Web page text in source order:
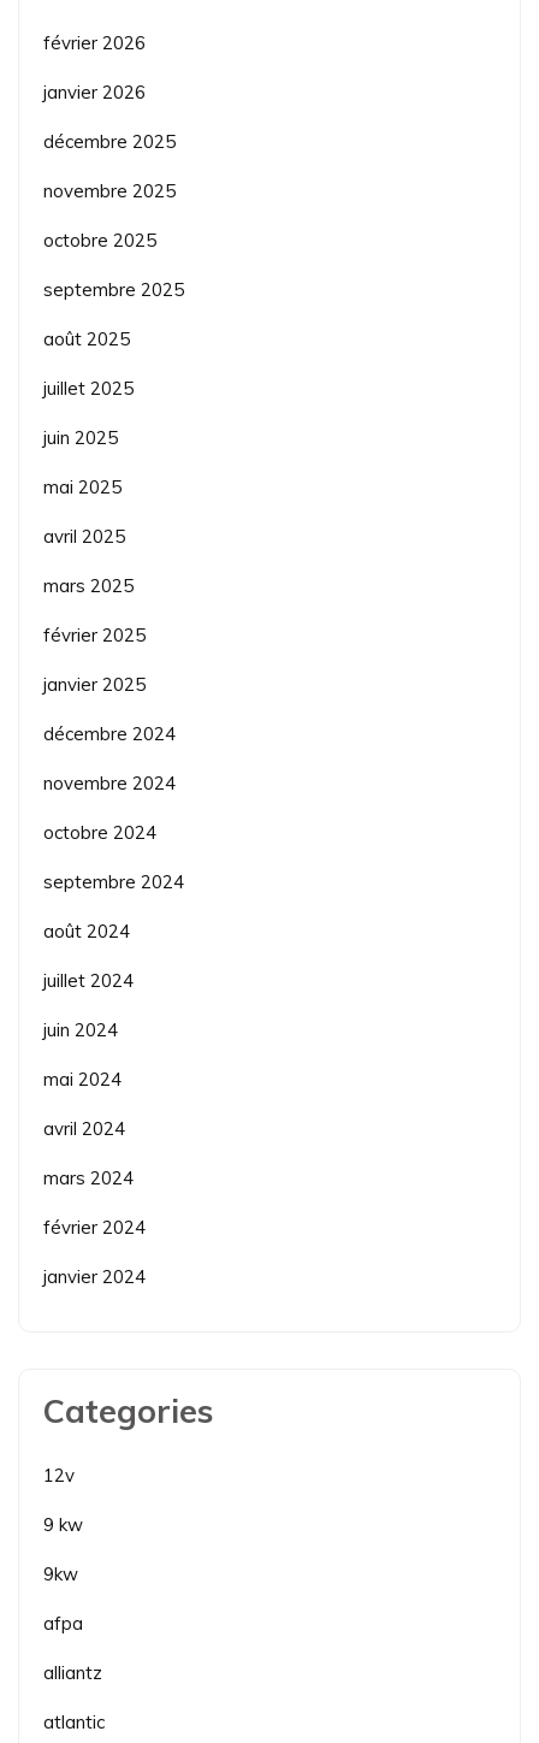
février 2026
janvier 2026
décembre 2025
novembre 2025
octobre 2025
septembre 2025
août 2025
juillet 2025
juin 2025
mai 2025
avril 2025
mars 2025
février 2025
janvier 2025
décembre 2024
novembre 2024
octobre 2024
septembre 2024
août 2024
juillet 2024
juin 2024
mai 2024
avril 2024
mars 2024
février 2024
janvier 2024
Categories
12v
9 kw
9kw
afpa
alliantz
atlantic